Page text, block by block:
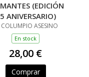
(EDICIÓN
ANIVERSARIO)
COLUMPIO ASESINO
En stock
28,00 €
Comprar